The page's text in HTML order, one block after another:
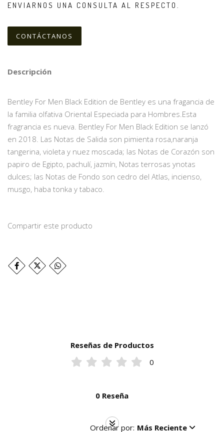
ENVIARNOS UNA CONSULTA AL RESPECTO.
CONTÁCTANOS
Descripción
Bentley For Men Black Edition de Bentley es una fragancia de
la familia olfativa Oriental Especiada para Hombres.Esta
fragrancia es nueva. Bentley For Men Black Edition se lanzó
en 2018. Las Notas de Salida son pimienta rosa,naranja
tangerina, violeta y nuez moscada; las Notas de Corazón son
papiro de Egipto, pachulí, jazmín, Notas terrosas ynotas
dulces; las Notas de Fondo son cedro del Atlas, incienso,
musgo, haba tonka y tabaco.
Compartir este producto
Reseñas de Productos
0
0 Reseña
Ordenar por: Más Reciente